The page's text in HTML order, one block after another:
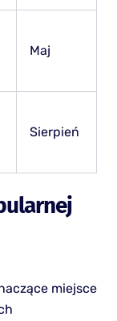
Maj
Sierpień
miejsce